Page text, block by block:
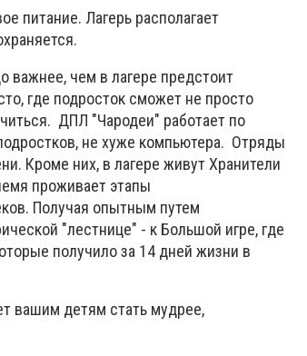
питание. Лагерь располагает
важнее, чем в лагере предстоит
где подросток сможет не просто
ДПЛ "Чародеи" работает по
не хуже компьютера. Отряды
Кроме них, в лагере живут Хранители
проживает этапы
Получая опытным путем
"лестнице" - к Большой игре, где
получило за 14 дней жизни в
вашим детям стать мудрее,